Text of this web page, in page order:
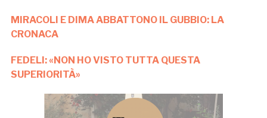
MIRACOLI E DIMA ABBATTONO IL GUBBIO: LA
CRONACA
FEDELI: «NON HO VISTO TUTTA QUESTA
SUPERIORITÀ»